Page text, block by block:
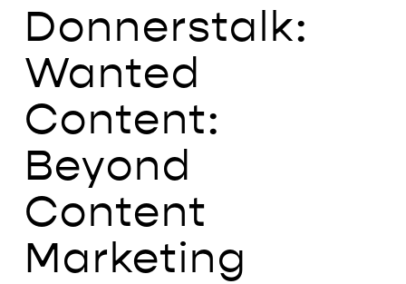
Donnerstalk:
Wanted
Content:
Beyond
Content
Marketing